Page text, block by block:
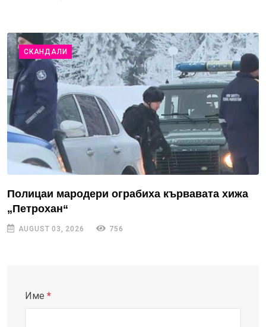
СКАНДАЛИ
Полицаи мародери ограбиха кървавата хижа
„Петрохан“
AUGUST 03, 2026 756
Име *